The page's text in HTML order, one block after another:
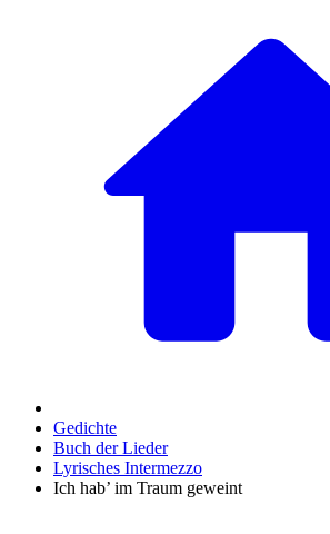
Gedichte
Buch der Lieder
Lyrisches Intermezzo
Ich hab’ im Traum geweint